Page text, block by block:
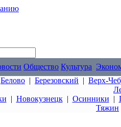
Общество Культура
Белово | Березовский | Верх-
| Новокузнецк| Осинники |
Тяжин